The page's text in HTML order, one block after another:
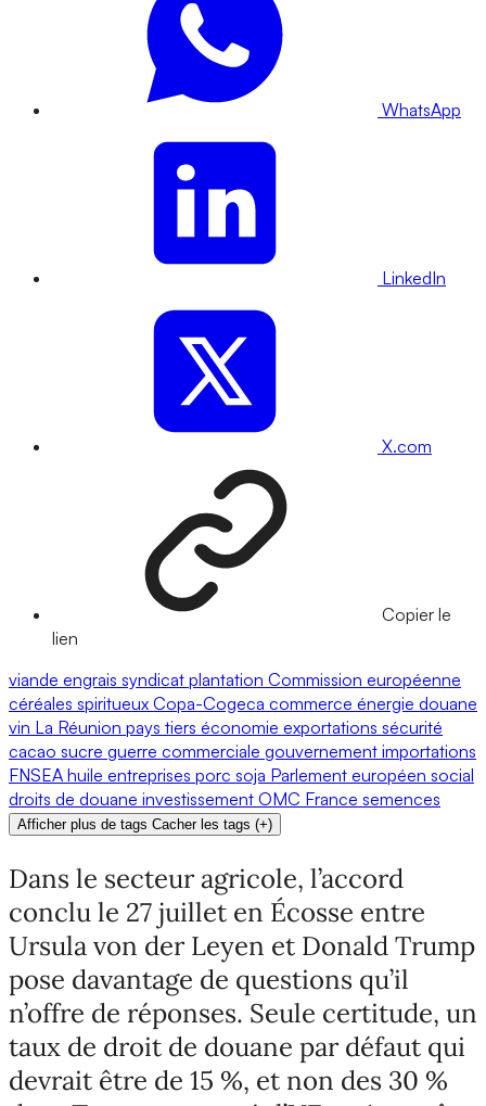
WhatsApp
LinkedIn
X.com
Copier le
lien
viande engrais syndicat plantation Commission européenne
céréales spiritueux Copa-Cogeca commerce énergie douane
vin La Réunion pays tiers économie exportations sécurité
cacao sucre guerre commerciale gouvernement importations
FNSEA huile entreprises porc soja Parlement européen social
droits de douane investissement OMC France semences
Afficher plus de tags Cacher les tags (+)
Dans le secteur agricole, l’accord
conclu le 27 juillet en Écosse entre
Ursula von der Leyen et Donald Trump
pose davantage de questions qu’il
n’offre de réponses. Seule certitude, un
taux de droit de douane par défaut qui
devrait être de 15 %, et non des 30 %